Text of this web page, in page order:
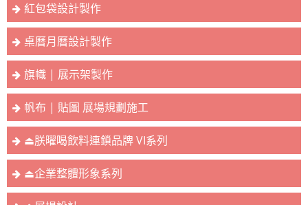
紅包袋設計製作
桌曆月曆設計製作
旗幟 | 展示架製作
帆布 | 貼圖 展場規劃施工
⏏︎朕曜喝飲料連鎖品牌 VI系列
⏏︎企業整體形象系列